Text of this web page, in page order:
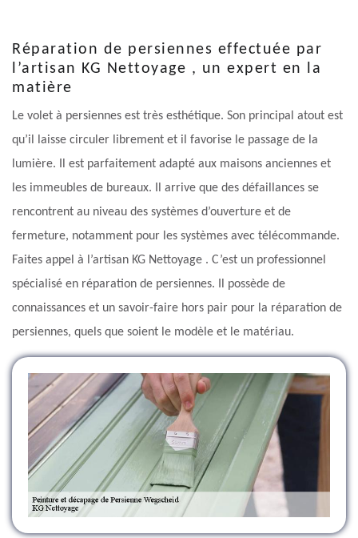
Réparation de persiennes effectuée par
l’artisan KG Nettoyage , un expert en la
matière
Le volet à persiennes est très esthétique. Son principal atout est
qu’il laisse circuler librement et il favorise le passage de la
lumière. Il est parfaitement adapté aux maisons anciennes et
les immeubles de bureaux. Il arrive que des défaillances se
rencontrent au niveau des systèmes d’ouverture et de
fermeture, notamment pour les systèmes avec télécommande.
Faites appel à l’artisan KG Nettoyage . C’est un professionnel
spécialisé en réparation de persiennes. Il possède de
connaissances et un savoir-faire hors pair pour la réparation de
persiennes, quels que soient le modèle et le matériau.